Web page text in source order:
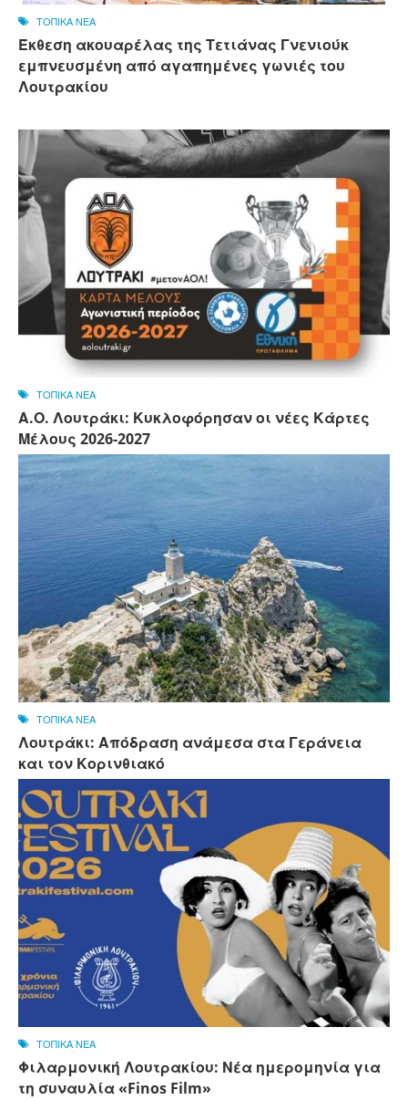
ΤΟΠΙΚΑ ΝΕΑ
Έκθεση ακουαρέλας της Τετιάνας Γνενιούκ
εμπνευσμένη από αγαπημένες γωνιές του
Λουτρακίου
ΤΟΠΙΚΑ ΝΕΑ
Α.Ο. Λουτράκι: Κυκλοφόρησαν οι νέες Κάρτες
Μέλους 2026-2027
ΤΟΠΙΚΑ ΝΕΑ
Λουτράκι: Απόδραση ανάμεσα στα Γεράνεια
και τον Κορινθιακό
ΤΟΠΙΚΑ ΝΕΑ
Φιλαρμονική Λουτρακίου: Νέα ημερομηνία για
τη συναυλία «Finos Film»